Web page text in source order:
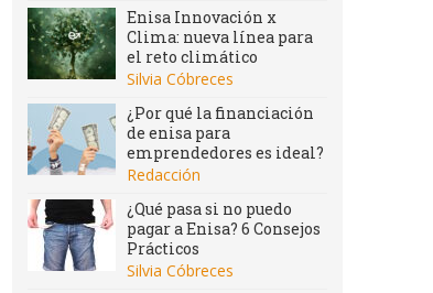
Enisa Innovación x
Clima: nueva línea para
el reto climático
Silvia Cóbreces
¿Por qué la financiación
de enisa para
emprendedores es ideal?
Redacción
¿Qué pasa si no puedo
pagar a Enisa? 6 Consejos
Prácticos
Silvia Cóbreces